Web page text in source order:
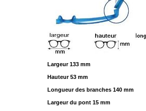
Largeur 133 mm
Hauteur 53 mm
Longueur des branches 140 mm
Largeur du pont 15 mm